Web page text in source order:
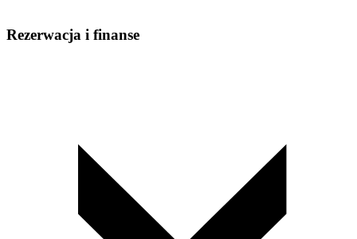
Rezerwacja i finanse